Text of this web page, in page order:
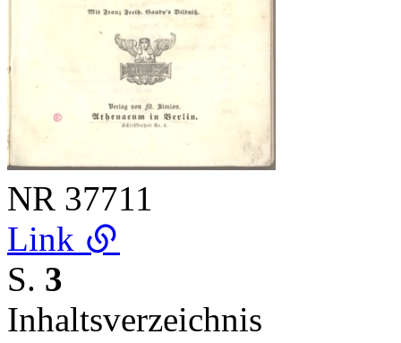
NR 37711
Link
S. 3
Inhaltsverzeichnis